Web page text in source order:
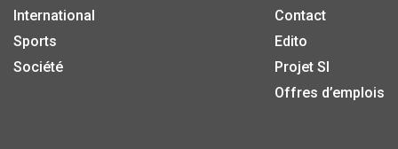
International
Sports
Société
Contact
Edito
Projet SI
Offres d’emplois